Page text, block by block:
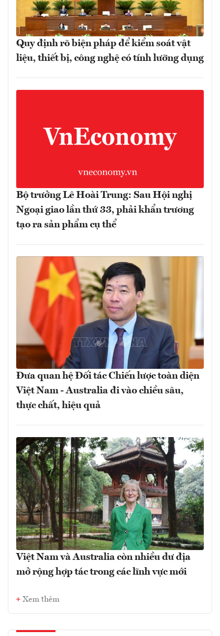
Quy định rõ biện pháp để kiểm soát vật
liệu, thiết bị, công nghệ có tính lưỡng dụng
Bộ trưởng Lê Hoài Trung: Sau Hội nghị
Ngoại giao lần thứ 33, phải khẩn trương
tạo ra sản phẩm cụ thể
Đưa quan hệ Đối tác Chiến lược toàn diện
Việt Nam - Australia đi vào chiều sâu,
thực chất, hiệu quả
Việt Nam và Australia còn nhiều dư địa
mở rộng hợp tác trong các lĩnh vực mới
Xem thêm